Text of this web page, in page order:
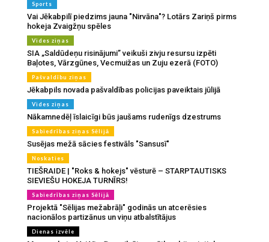
Sports
Vai Jēkabpilī piedzims jauna "Nirvāna"? Lotārs Zariņš pirms
hokeja Zvaigžņu spēles
Vides ziņas
SIA „Saldūdeņu risinājumi” veikuši zivju resursu izpēti
Baļotes, Vārzgūnes, Vecmuižas un Zuju ezerā (FOTO)
Pašvaldību ziņas
Jēkabpils novada pašvaldības policijas paveiktais jūlijā
Vides ziņas
Nākamnedēļ īslaicīgi būs jaušams rudenīgs dzestrums
Sabiedrības ziņas Sēlijā
Susējas mežā sācies festivāls "Sansusī"
Noskaties
TIEŠRAIDE | "Roks & hokejs" vēsturē – STARPTAUTISKS
SIEVIEŠU HOKEJA TURNĪRS!
Sabiedrības ziņas Sēlijā
Projektā "Sēlijas mežabrāļi" godinās un atcerēsies
nacionālos partizānus un viņu atbalstītājus
Dienas izvēle